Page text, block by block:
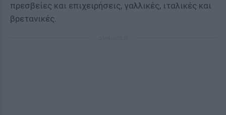
πρεσβείες και επιχειρήσεις, γαλλικές, ιταλικές και
βρετανικές.